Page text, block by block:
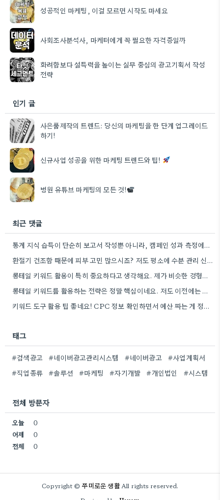
성공적인 마케팅, 이걸 모르면 시작도 마세요
사회조사분석사, 마케터에게 꼭 필요한 자격증일까
화려함보다 설득력을 높이는 실무 중심의 광고기획서 작성
전략
인기 글
사은품제작의 트렌드: 당신의 마케팅을 한 단계 업그레이드
하기!
신규사업 성공을 위한 마케팅 트렌드와 팁!
병원 유튜브 마케팅의 모든 것!
최근 댓글
통계 지식 습득이 단순히 보고서 작성뿐 아니라, 캠페인 성과 측정에도 도움이 된다니 흥미롭네요.
환절기 건조함 때문에 피부 고민 많으시죠? 저도 평소에 수분 관리 신경 쓰느라 시간 오래 뺏깁니다.
롱테일 키워드 활용이 특히 중요하다고 생각해요. 제가 비슷한 경험을 할 때, 너무 일반적인 키워드에 집중했더니…
롱테일 키워드를 활용하는 전략은 정말 핵심이네요. 저도 이전에는 너무 넓은 범위의 키워드에 집중해서 예산을 낭비했던…
키워드 도구 활용 팁 좋네요! CPC 정보 확인하면서 예산 짜는 게 정말 중요할 것 같아요.
태그
#검색광고 #네이버광고관리시스템 #네이버광고
#사업계획서
#직업종류
#솔루션 #마케팅 #자기개발 #개인법인 #시스템
전체 방문자
오늘
0
어제
0
전체
0
Copyright ©쭈미로운 생활All rights reserved.